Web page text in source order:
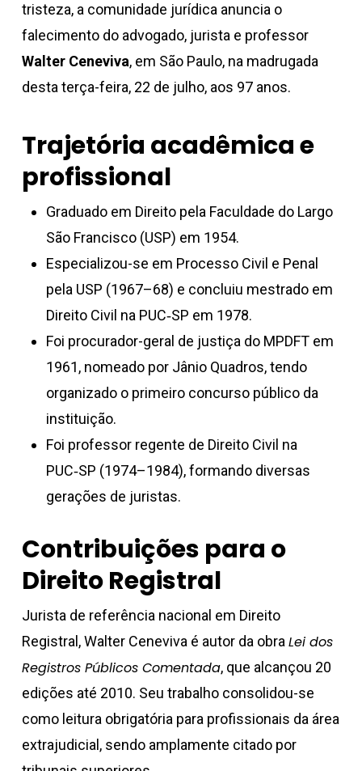
tristeza, a comunidade jurídica anuncia o
falecimento do advogado, jurista e professor
Walter Ceneviva, em São Paulo, na madrugada
desta terça-feira, 22 de julho, aos 97 anos.
Trajetória acadêmica e
profissional
Graduado em Direito pela Faculdade do Largo
São Francisco (USP) em 1954.
Especializou-se em Processo Civil e Penal
pela USP (1967–68) e concluiu mestrado em
Direito Civil na PUC‑SP em 1978.
Foi procurador-geral de justiça do MPDFT em
1961, nomeado por Jânio Quadros, tendo
organizado o primeiro concurso público da
instituição.
Foi professor regente de Direito Civil na
PUC‑SP (1974–1984), formando diversas
gerações de juristas.
Contribuições para o
Direito Registral
Jurista de referência nacional em Direito
Registral, Walter Ceneviva é autor da obra Lei dos
Registros Públicos Comentada, que alcançou 20
edições até 2010. Seu trabalho consolidou-se
como leitura obrigatória para profissionais da área
extrajudicial, sendo amplamente citado por